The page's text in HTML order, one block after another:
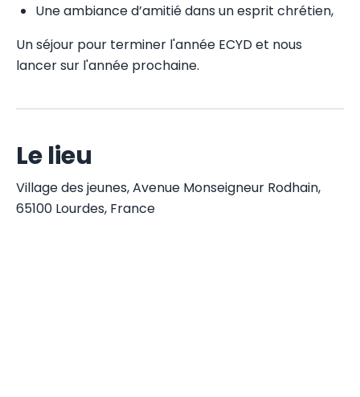
Une ambiance d’amitié dans un esprit chrétien,
Un séjour pour terminer l'année ECYD et nous
lancer sur l'année prochaine.
Le lieu
Village des jeunes, Avenue Monseigneur Rodhain,
65100 Lourdes, France